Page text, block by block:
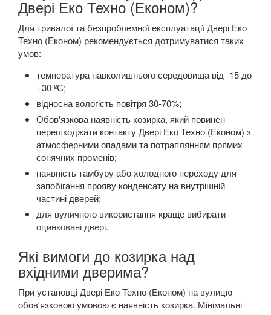
Двері Еко Техно (Економ)?
Для тривалої та безпроблемної експлуатації Двері Еко
Техно (Економ) рекомендується дотримуватися таких
умов:
температура навколишнього середовища від -15 до
+30 ºС;
відносна вологість повітря 30-70%;
Обов'язкова наявність козирка, який повинен
перешкоджати контакту Двері Еко Техно (Економ) з
атмосферними опадами та потраплянням прямих
сонячних променів;
наявність тамбуру або холодного переходу для
запобігання прояву конденсату на внутрішній
частині дверей;
для вуличного використання краще вибирати
оцинковані двері.
Які вимоги до козирка над
вхідними дверима?
При установці Двері Еко Техно (Економ) на вулицю
обов'язковою умовою є наявність козирка. Мінімальні